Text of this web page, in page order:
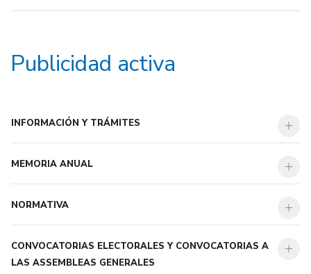
Publicidad activa
INFORMACIÓN Y TRÁMITES
MEMORIA ANUAL
NORMATIVA
CONVOCATORIAS ELECTORALES Y CONVOCATORIAS A
LAS ASSEMBLEAS GENERALES